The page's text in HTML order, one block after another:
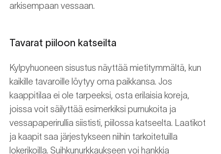
arkisempaan vessaan.
Tavarat piiloon katseilta
Kylpyhuoneen sisustus näyttää mietitymmältä, kun
kaikille tavaroille löytyy oma paikkansa. Jos
kaappitilaa ei ole tarpeeksi, osta erilaisia koreja,
joissa voit säilyttää esimerkiksi purnukoita ja
vessapaperirullia siististi, piilossa katseelta. Laatikot
ja kaapit saa järjestykseen niihin tarkoitetuilla
lokerikoilla. Suihkunurkkaukseen voi hankkia